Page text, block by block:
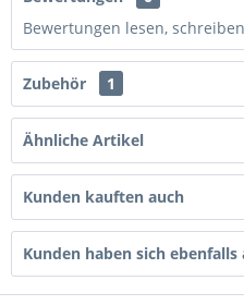
Bewertungen lesen,
Zubehör 1
Ähnliche Artikel
Kunden kauften auch
Kunden haben sich ebenfalls